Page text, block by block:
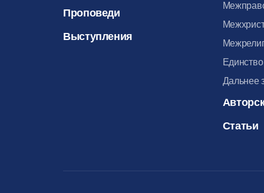
Проповеди
Выступления
Дальнее
Статьи